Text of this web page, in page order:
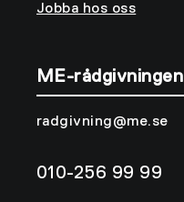
Jobba hos oss
ME-rådgivningen
radgivning@me.se
010-256 99 99